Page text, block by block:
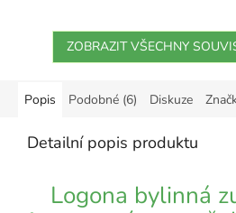
ZOBRAZIT VŠECHNY
Popis Podobné (6) Diskuze
Detailní popis produktu
Logona bylinná